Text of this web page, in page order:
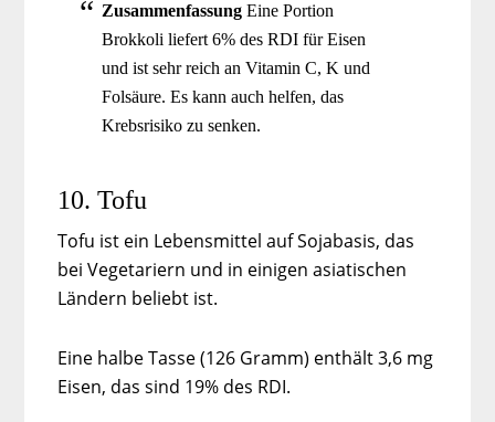
Zusammenfassung Eine Portion
Brokkoli liefert 6% des RDI für Eisen
und ist sehr reich an Vitamin C, K und
Folsäure. Es kann auch helfen, das
Krebsrisiko zu senken.
10. Tofu
Tofu ist ein Lebensmittel auf Sojabasis, das
bei Vegetariern und in einigen asiatischen
Ländern beliebt ist.
Eine halbe Tasse (126 Gramm) enthält 3,6 mg
Eisen, das sind 19% des RDI.